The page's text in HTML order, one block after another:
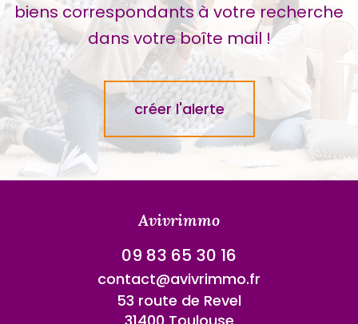
biens correspondants à votre recherche
dans votre boîte mail !
créer l'alerte
Avivrimmo
09 83 65 30 16
contact@avivrimmo.fr
53 route de Revel